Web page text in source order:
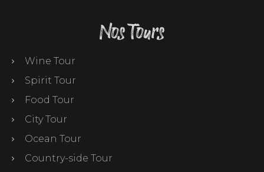
Nos Tours
Wine Tour
Spirit Tour
Food Tour
City Tour
Ocean Tour
Country-side Tour